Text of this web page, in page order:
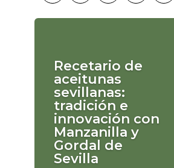
Recetario de
aceitunas
sevillanas:
tradición e
innovación con
Manzanilla y
Gordal de
Sevilla